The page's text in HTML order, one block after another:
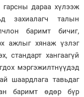
гарсны дараа хүлээж
захиалагч талын
баримт бичиг,
ажлыг хянаж үзлэг
стандарт хангаагүй
мэргэжилтнүүдэд
шаардлага тавьдаг
баримт өдөр бүр